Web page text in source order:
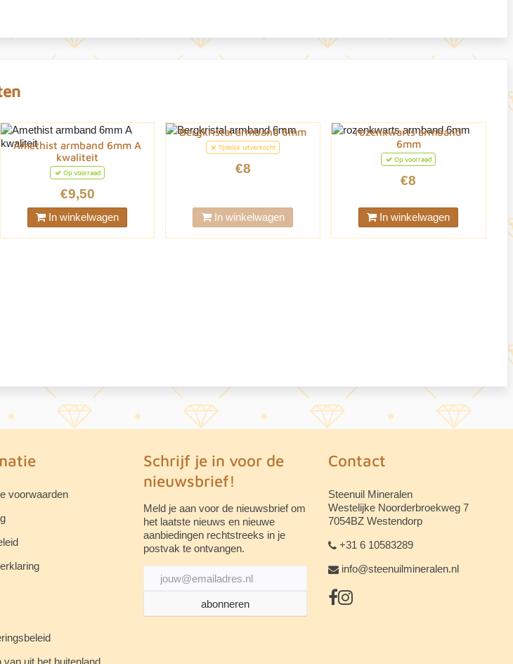
Amethist armband 6mm A
kwaliteit
Op voorraad
€9,50
In winkelwagen
Bergkristal armband 6mm
Tijdelijk uitverkocht
€8
In winkelwagen
rozenkwarts armband
6mm
Op voorraad
€8
In winkelwagen
voorwaarden
Schrijf je in voor de
nieuwsbrief!
Meld je aan voor de nieuwsbrief om
het laatste nieuws en nieuwe
aanbiedingen rechtstreeks in je
postvak te ontvangen.
abonneren
Contact
Steenuil Mineralen
Westelijke Noorderbroekweg 7
7054BZ Westendorp
+31 6 10583289
info@steenuilmineralen.nl